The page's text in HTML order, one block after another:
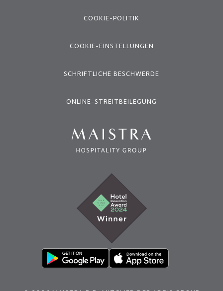
COOKIE-POLITIK
COOKIE-EINSTELLUNGEN
SCHRIFTLICHE BESCHWERDE
ONLINE-STREITBEILEGUNG